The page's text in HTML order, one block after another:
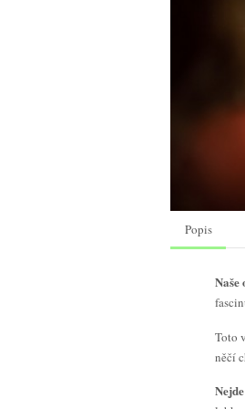
Popis
Toto
něčí